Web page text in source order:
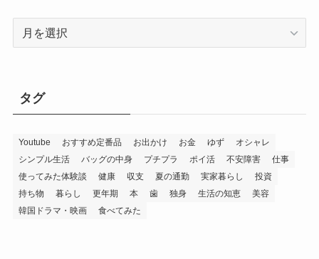
ブタグ
Youtube おすすめ定番品 お出かけ お金 ゆず
オシャレ
シンプル生活
バッグの中身 プチプラ ポイ活 不安障害
仕事
使ってみた体験談
健康 収支 夏の通勤 実家暮らし
投資
持ち物
暮らし 更年期 本 歯 独身 生活の知恵
美容
韓国ドラマ・映画
食べてみた